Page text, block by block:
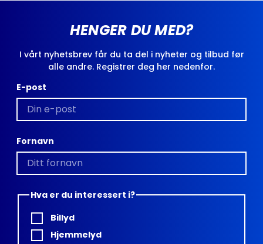
HENGER DU MED?
I vårt nyhetsbrev får du ta del i nyheter og tilbud før
alle andre. Registrer deg her nedenfor.
E-post
Fornavn
Hva er du interessert i?
Billyd
Hjemmelyd